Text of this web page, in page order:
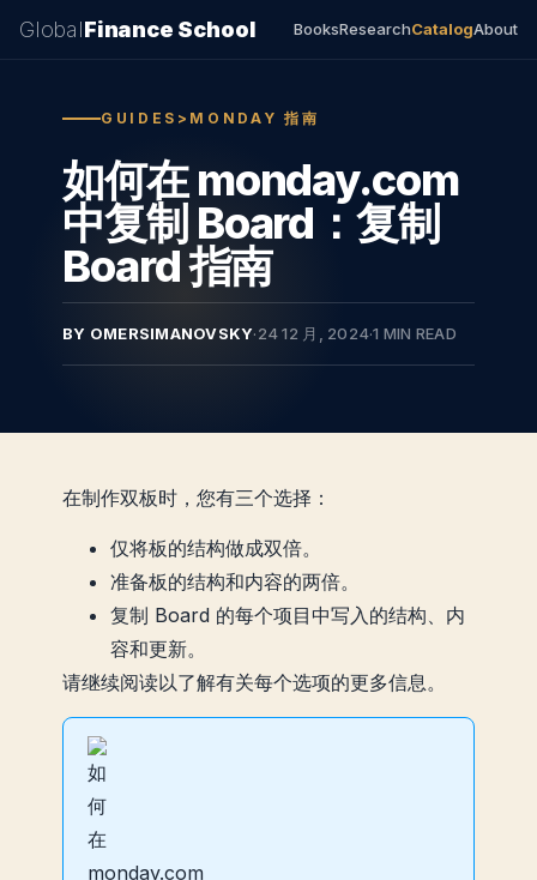
GlobalFinance School BooksResearchCatalogAbout
GUIDES>MONDAY 指南
如何在 monday.com
中复制 Board：复制
Board 指南
BY OMERSIMANOVSKY·24 12 月, 2024·1 MIN READ
在制作双板时，您有三个选择：
仅将板的结构做成双倍。
准备板的结构和内容的两倍。
复制 Board 的每个项目中写入的结构、内
容和更新。
请继续阅读以了解有关每个选项的更多信息。